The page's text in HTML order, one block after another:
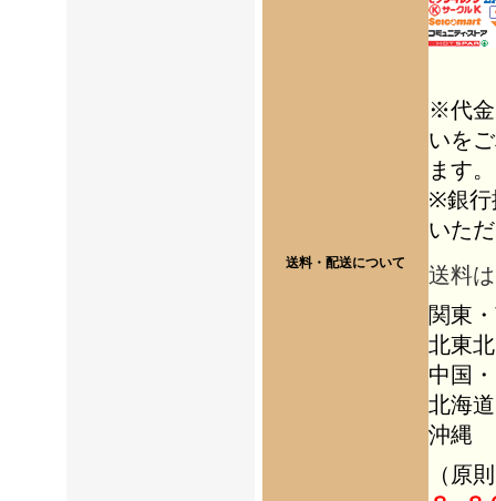
※代金
いを
ます。
※銀行
いた
送料・配送について
送料
関東
北東
中国
北海
沖縄
（ 原